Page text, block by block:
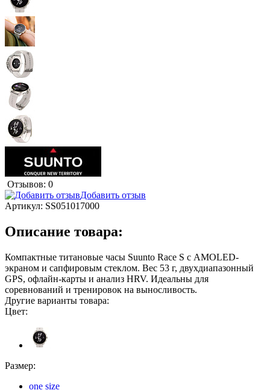
Отзывов: 0
Добавить отзыв
Артикул: SS051017000
Описание товара:
Компактные титановые часы Suunto Race S с AMOLED-
экраном и сапфировым стеклом. Вес 53 г, двухдиапазонный
GPS, офлайн-карты и анализ HRV. Идеальны для
соревнований и тренировок на выносливость.
Другие варианты товара:
Цвет:
Размер:
one size